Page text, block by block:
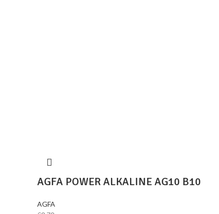
AGFA POWER ALKALINE AG10 B10
AGFA